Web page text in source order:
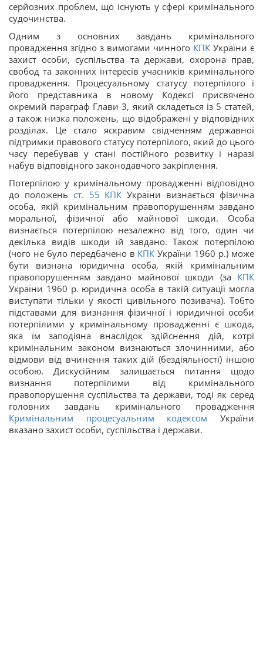
серйозних проблем, що існують у сфері кримінального
судочинства.
Одним з основних завдань кримінального
провадження згідно з вимогами чинного КПК України є
захист особи, суспільства та держави, охорона прав,
свобод та законних інтересів учасників кримінального
провадження. Процесуальному статусу потерпілого і
його представника в новому Кодексі присвячено
окремий параграф Глави 3, який складеться із 5 статей,
а також низка положень, що відображені у відповідних
розділах. Це стало яскравим свідченням державної
підтримки правового статусу потерпілого, який до цього
часу перебував у стані постійного розвитку і наразі
набув відповідного законодавчого закріплення.
Потерпілою у кримінальному провадженні відповідно
до положень ст. 55 КПК України визнається фізична
особа, якій кримінальним правопорушенням завдано
моральної, фізичної або майнової шкоди. Особа
визнається потерпілою незалежно від того, один чи
декілька видів шкоди їй завдано. Також потерпілою
(чого не було передбачено в КПК України 1960 р.) може
бути визнана юридична особа, якій кримінальним
правопорушенням завдано майнової шкоди (за КПК
України 1960 р. юридична особа в такій ситуації могла
виступати тільки у якості цивільного позивача). Тобто
підставами для визнання фізичної і юридичної особи
потерпілими у кримінальному провадженні є шкода,
яка їм заподіяна внаслідок здійснення дій, котрі
кримінальним законом визнаються злочинними, або
відмови від вчинення таких дій (бездіяльності) іншою
особою. Дискусійним залишається питання щодо
визнання потерпілими від кримінального
правопорушення суспільства та держави, тоді як серед
головних завдань кримінального провадження
Кримінальним процесуальним кодексом України
вказано захист особи, суспільства і держави.